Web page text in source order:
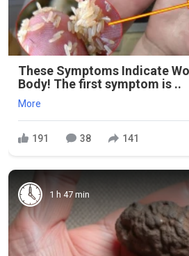
These Symptoms Indicate
Body! The first symptom is ..
More
191 38 141
1 h 47 min